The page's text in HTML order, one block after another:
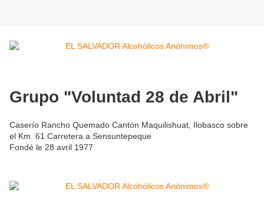
Grupo "Voluntad 28 de Abril"
Caserío Rancho Quemado Cantón Maquilishuat, Ilobasco sobre
el Km. 61 Carretera a Sensuntepeque
Fondé le 28 avril 1977